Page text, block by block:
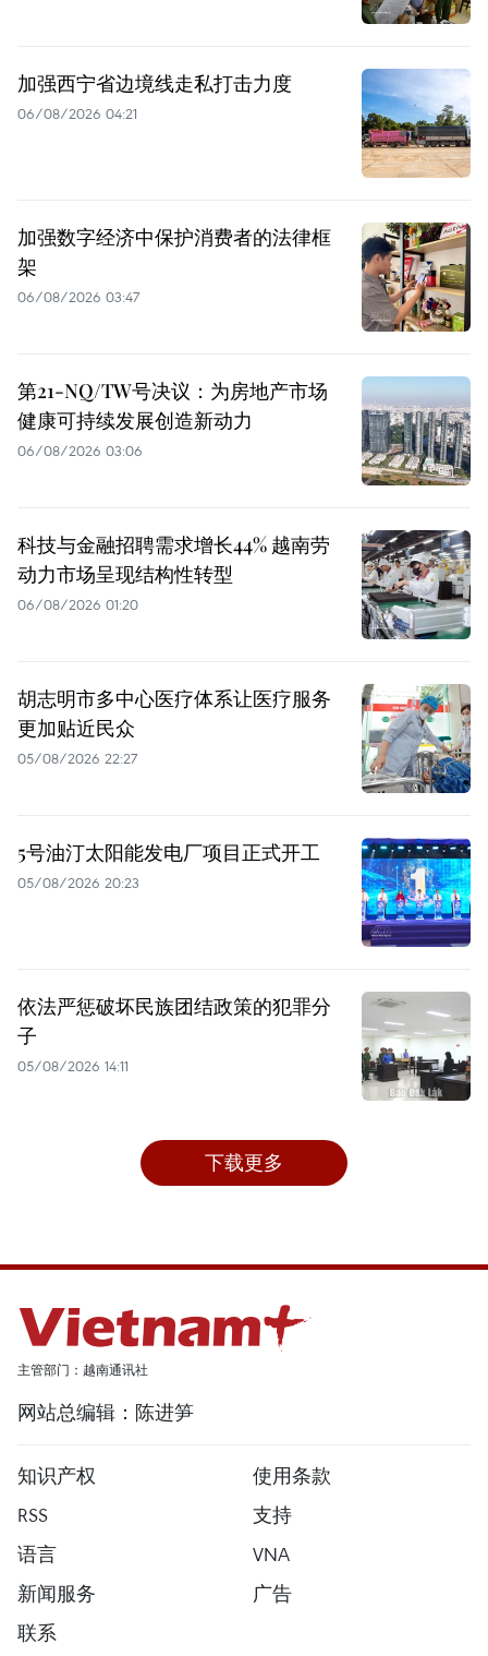
加强西宁省边境线走私打击力度
06/08/2026 04:21
加强数字经济中保护消费者的法律框
架
06/08/2026 03:47
第21-NQ/TW号决议：为房地产市场
健康可持续发展创造新动力
06/08/2026 03:06
科技与金融招聘需求增长44% 越南劳
动力市场呈现结构性转型
06/08/2026 01:20
胡志明市多中心医疗体系让医疗服务
更加贴近民众
05/08/2026 22:27
5号油汀太阳能发电厂项目正式开工
05/08/2026 20:23
依法严惩破坏民族团结政策的犯罪分
子
05/08/2026 14:11
下载更多
主管部门：越南通讯社
网站总编辑：陈进笋
知识产权
使用条款
RSS
支持
语言
VNA
新闻服务
广告
联系